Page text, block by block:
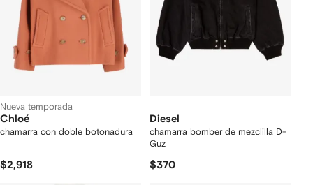
Nueva temporada
Chloé
chamarra con doble botonadura
$2,918
Diesel
chamarra bomber de mezclilla D-
Guz
$370